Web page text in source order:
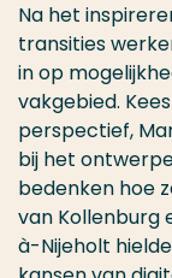
Na het
transities
in op
vakgebied.
perspectief,
bij het
bedenken hoe
van Kollenburg
à-Nijeholt